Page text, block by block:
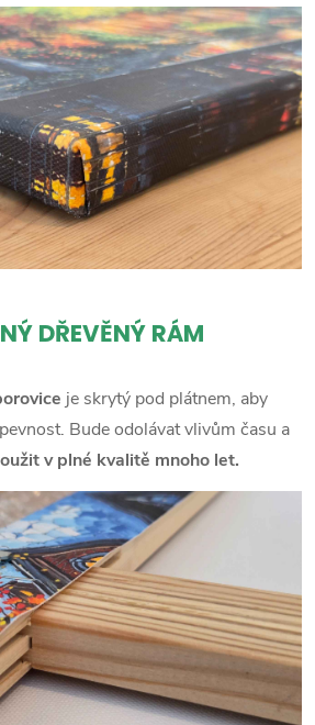
DŘEVĚNÝ RÁM
je skrytý pod plátnem, aby
Bude odolávat vlivům času a
v plné kvalitě mnoho let.